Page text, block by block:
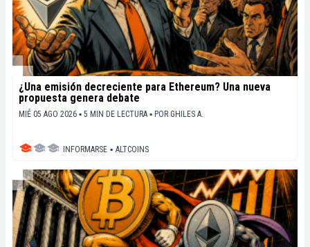
¿Una emisión decreciente para Ethereum? Una nueva
propuesta genera debate
MIÉ 05 AGO 2026 ▪ 5 MIN DE LECTURA ▪ POR GHILES A.
INFORMARSE ▪ ALTCOINS